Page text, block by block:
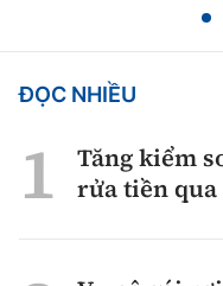
ĐỌC NHIỀU
Tăng kiểm
rửa tiền qua